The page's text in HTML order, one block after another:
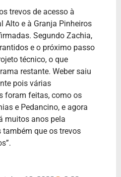
trevos de acesso à
Alto e à Granja Pinheiros
Segundo Zachia,
e o próximo passo
técnico, o que
restante. Weber saiu
pois várias
foram feitas, como os
e Pedancino, e agora
muitos anos pela
que os trevos